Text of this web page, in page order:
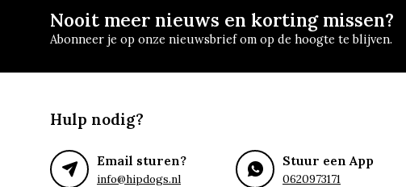
Nooit meer nieuws en korting missen?
Abonneer je op onze nieuwsbrief om op de hoogte te blijven.
Hulp nodig?
Email sturen?
info@hipdogs.nl
Stuur een App
0620973171